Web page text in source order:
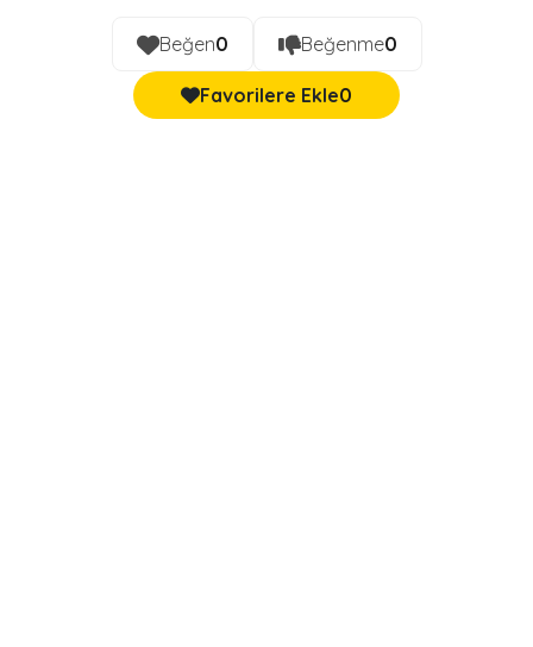
Beğen0 Beğenme0
Favorilere Ekle0